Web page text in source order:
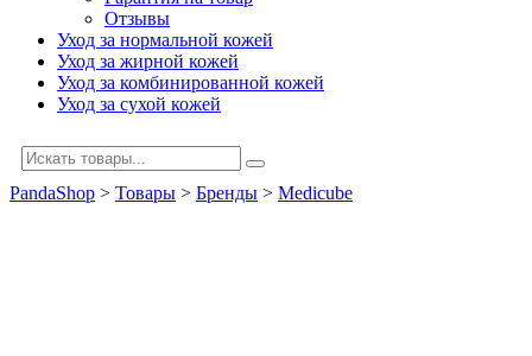
Отзывы
Уход за нормальной кожей
Уход за жирной кожей
Уход за комбинированной кожей
Уход за сухой кожей
PandaShop > Товары > Бренды > Medicube